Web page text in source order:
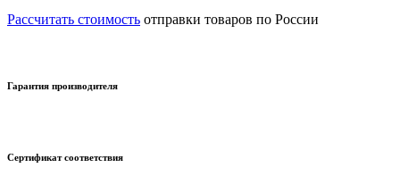
Рассчитать стоимость отправки товаров по России
Гарантия производителя
Сертификат соответствия